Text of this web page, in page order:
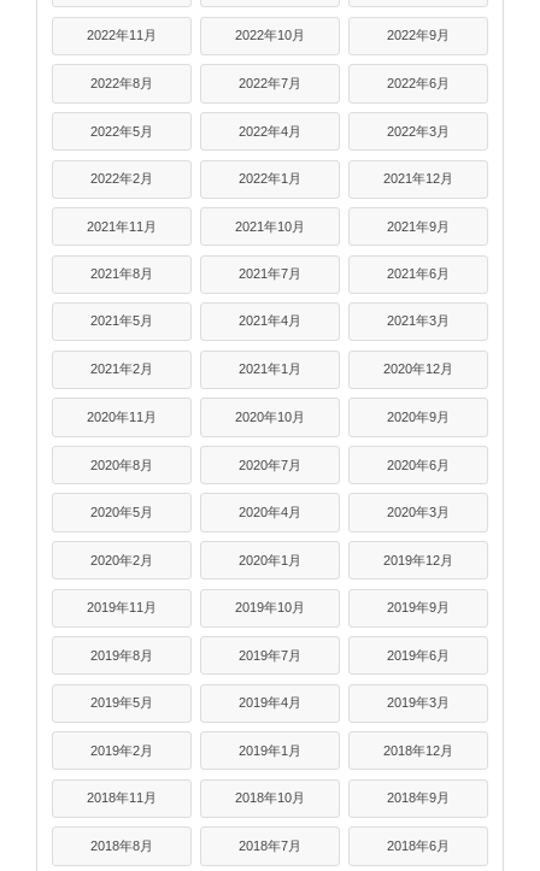
2022年11月 2022年10月 2022年9月
2022年8月 2022年7月 2022年6月
2022年5月 2022年4月 2022年3月
2022年2月 2022年1月 2021年12月
2021年11月 2021年10月 2021年9月
2021年8月 2021年7月 2021年6月
2021年5月 2021年4月 2021年3月
2021年2月 2021年1月 2020年12月
2020年11月 2020年10月 2020年9月
2020年8月 2020年7月 2020年6月
2020年5月 2020年4月 2020年3月
2020年2月 2020年1月 2019年12月
2019年11月 2019年10月 2019年9月
2019年8月 2019年7月 2019年6月
2019年5月 2019年4月 2019年3月
2019年2月 2019年1月 2018年12月
2018年11月 2018年10月 2018年9月
2018年8月 2018年7月 2018年6月